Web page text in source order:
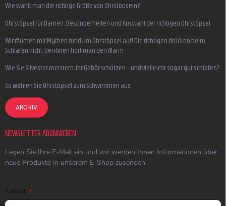
Wie wählt man die richtige Größe von Ohrstöpseln?
Ohrstöpsel für Damen: Besonderheiten und Auswahl der richtigen Ohrstöpsel
Wir räumen mit Mythen rund um Ohrstöpsel auf! Die richtigen drücken beim
Schlafen nicht, bei ihnen hört man den Alarm
Wie Sie Silvester meistern, Ihr Gehör schützen – und vielleicht sogar gut schlafen?
So wählen Sie Ohrstöpsel zum Schwimmen aus
ARCHIV
NEWSLETTER ABONNIEREN
Legen Sie Ihre E-Mail ein und wir werden Ihnen Informationen über
neue Produkte in unserem E-Shop zusenden.
E-MAIL